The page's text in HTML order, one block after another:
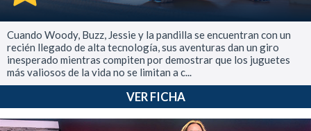
Cuando Woody, Buzz, Jessie y la pandilla se encuentran con un
recién llegado de alta tecnología, sus aventuras dan un giro
inesperado mientras compiten por demostrar que los juguetes
más valiosos de la vida no se limitan a c...
VER FICHA